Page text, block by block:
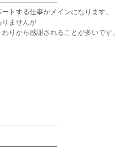
トする仕事がメインになります。
りませんが
りから感謝されることが多いです。